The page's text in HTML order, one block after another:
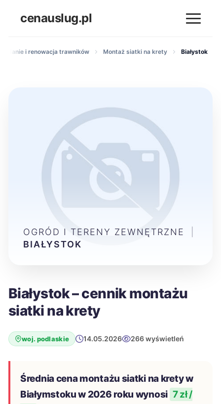
cenauslug.pl
i renowacja trawników Montaż siatki na krety Białystok
Białystok – cennik montażu
siatki na krety
woj. podlaskie 14.05.2026 266 wyświetleń
Średnia cena montażu siatki na krety w
Białymstoku w 2026 roku wynosi 7 zł /
OGRÓD I TERENY ZEWNĘTRZNE
BIAŁYSTOK